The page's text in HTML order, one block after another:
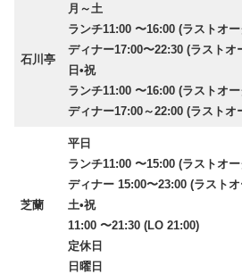
石川亭
月～土
ランチ11:00 〜16:00 (ラストオ
ディナー17:00〜22:30 (ラストオ
日•祝
ランチ11:00 〜16:00 (ラストオ
ディナー17:00～22:00 (ラストオ
芝蘭
平日
ランチ11:00 〜15:00 (ラストオ
ディナー 15:00〜23:00 (ラスト
土•祝
11:00 〜21:30 (LO 21:00)
定休日
日曜日